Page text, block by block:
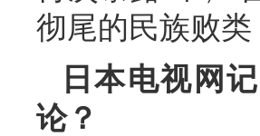
彻尾的民族败
日本电视网
论？